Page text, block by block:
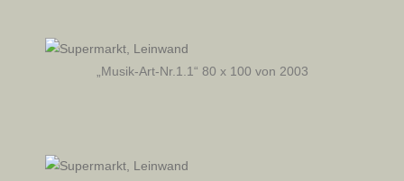
„Musik-Art-Nr.1.1“ 80 x 100 von 2003